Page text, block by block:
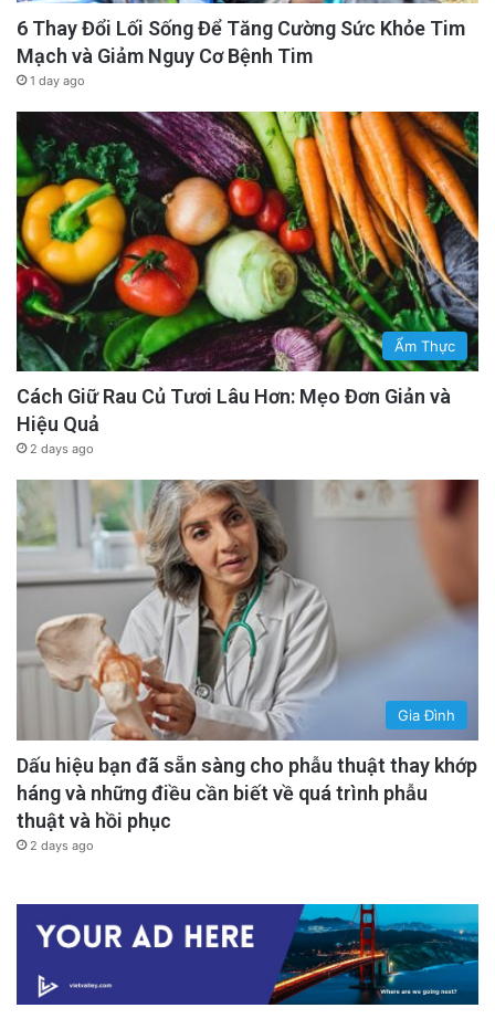
6 Thay Đổi Lối Sống Để Tăng Cường Sức Khỏe Tim
Mạch và Giảm Nguy Cơ Bệnh Tim
1 day ago
Ẩm Thực
Cách Giữ Rau Củ Tươi Lâu Hơn: Mẹo Đơn Giản và
Hiệu Quả
2 days ago
Gia Đình
Dấu hiệu bạn đã sẵn sàng cho phẫu thuật thay khớp
háng và những điều cần biết về quá trình phẫu
thuật và hồi phục
2 days ago